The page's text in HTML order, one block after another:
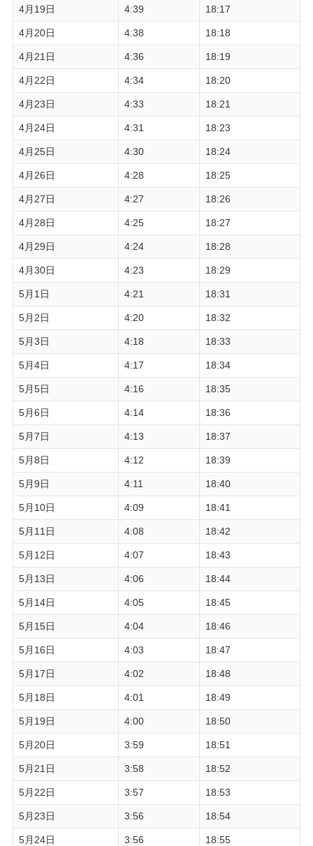
4月19日 4:39 18:17
4月20日 4:38 18:18
4月21日 4:36 18:19
4月22日 4:34 18:20
4月23日 4:33 18:21
4月24日 4:31 18:23
4月25日 4:30 18:24
4月26日 4:28 18:25
4月27日 4:27 18:26
4月28日 4:25 18:27
4月29日 4:24 18:28
4月30日 4:23 18:29
5月1日 4:21 18:31
5月2日 4:20 18:32
5月3日 4:18 18:33
5月4日 4:17 18:34
5月5日 4:16 18:35
5月6日 4:14 18:36
5月7日 4:13 18:37
5月8日 4:12 18:39
5月9日 4:11 18:40
5月10日 4:09 18:41
5月11日 4:08 18:42
5月12日 4:07 18:43
5月13日 4:06 18:44
5月14日 4:05 18:45
5月15日 4:04 18:46
5月16日 4:03 18:47
5月17日 4:02 18:48
5月18日 4:01 18:49
5月19日 4:00 18:50
5月20日 3:59 18:51
5月21日 3:58 18:52
5月22日 3:57 18:53
5月23日 3:56 18:54
5月24日 3:56 18:55